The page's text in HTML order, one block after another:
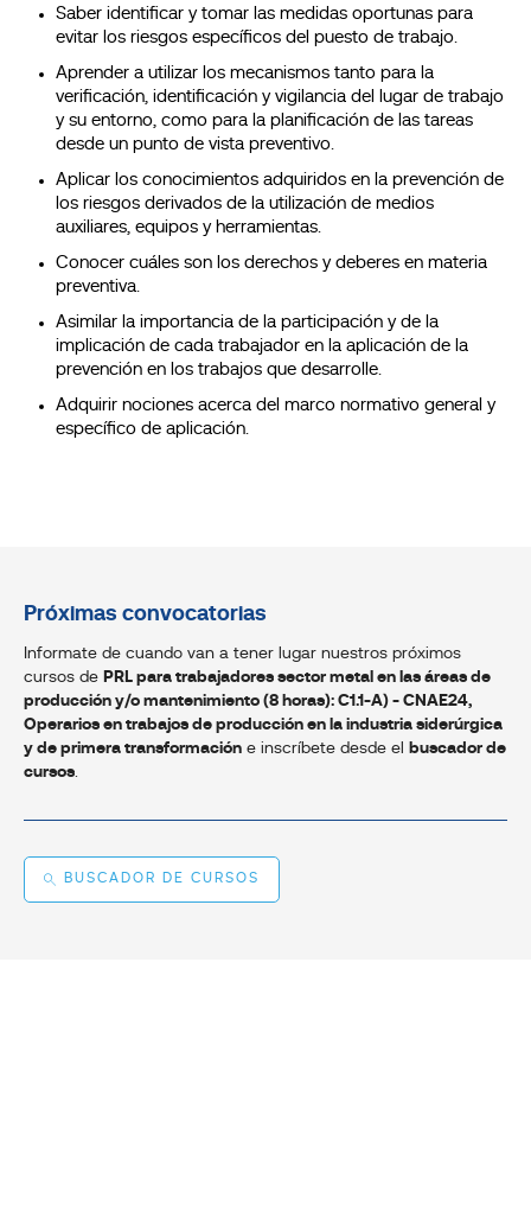
Saber identificar y tomar las medidas oportunas para
evitar los riesgos específicos del puesto de trabajo.
Aprender a utilizar los mecanismos tanto para la
verificación, identificación y vigilancia del lugar de trabajo
y su entorno, como para la planificación de las tareas
desde un punto de vista preventivo.
Aplicar los conocimientos adquiridos en la prevención de
los riesgos derivados de la utilización de medios
auxiliares, equipos y herramientas.
Conocer cuáles son los derechos y deberes en materia
preventiva.
Asimilar la importancia de la participación y de la
implicación de cada trabajador en la aplicación de la
prevención en los trabajos que desarrolle.
Adquirir nociones acerca del marco normativo general y
específico de aplicación.
Próximas convocatorias
Informate de cuando van a tener lugar nuestros próximos
cursos de PRL para trabajadores sector metal en las áreas de
producción y/o mantenimiento (8 horas): C1.1-A) - CNAE24,
Operarios en trabajos de producción en la industria siderúrgica
y de primera transformación e inscríbete desde el buscador de
cursos.
BUSCADOR DE CURSOS